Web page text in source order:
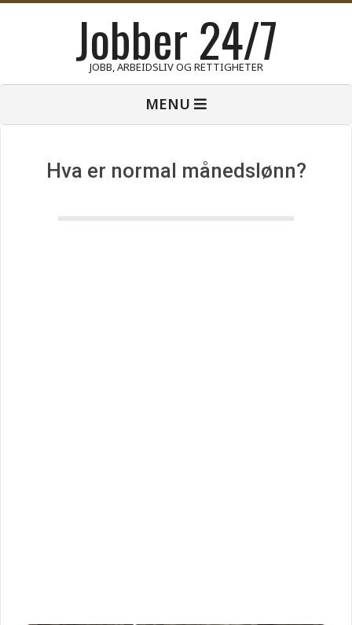
Jobber 24/7
JOBB, ARBEIDSLIV OG RETTIGHETER
MENU
Hva er normal månedslønn?